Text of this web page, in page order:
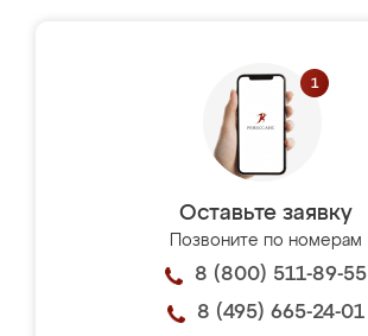
Оставьте заявку
Позвоните по номерам
8 (800) 511-89-55
8 (495) 665-24-01